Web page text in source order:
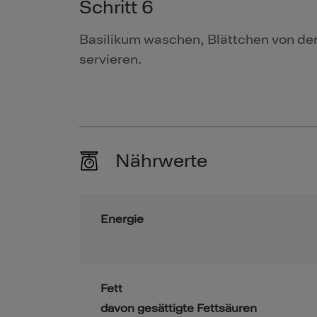
Schritt 6
Basilikum waschen, Blättchen von
servieren.
Nährwerte
Energie
Fett
davon gesättigte Fettsäuren